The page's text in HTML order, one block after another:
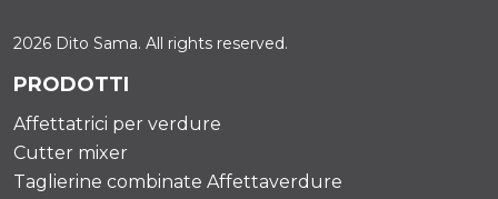
2026 Dito Sama. All rights reserved.
PRODOTTI
Affettatrici per verdure
Cutter mixer
Taglierine combinate Affettaverdure